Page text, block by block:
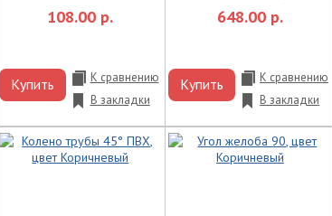
108.00 р.
Купить
К сравнению
В закладки
648.00 р.
Купить
К сравнению
В закладки